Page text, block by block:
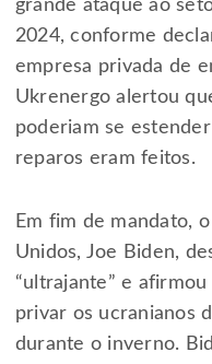
grande ataque ao
2024, conforme
empresa privada de
Ukrenergo alertou
poderiam se
reparos eram feitos.
Em fim de mandato,
Unidos, Joe Biden,
“ultrajante” e
privar os ucranianos
durante o inverno.